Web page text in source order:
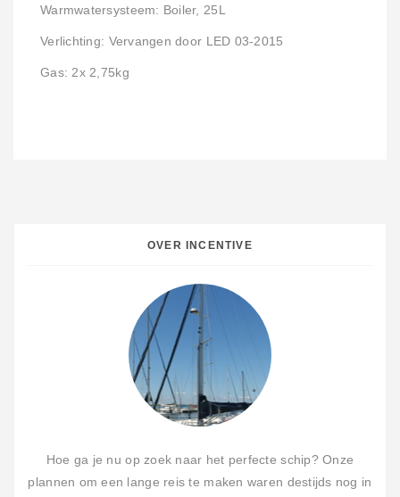
Warmwatersysteem: Boiler, 25L
Verlichting: Vervangen door LED 03-2015
Gas: 2x 2,75kg
OVER INCENTIVE
Hoe ga je nu op zoek naar het perfecte schip? Onze
plannen om een lange reis te maken waren destijds nog in